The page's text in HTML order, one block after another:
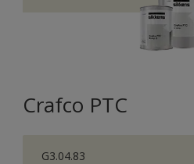
Crafco PTC
G3.04.83